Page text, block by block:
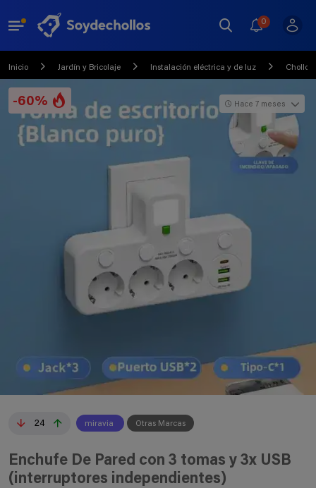
0
Inicio Jardín y Bricolaje Instalación eléctrica y de luz Chollo
-60%
24 miravia Otras Marcas
Hace 7 meses
Enchufe De Pared con 3 tomas y 3x USB
(interruptores independientes)